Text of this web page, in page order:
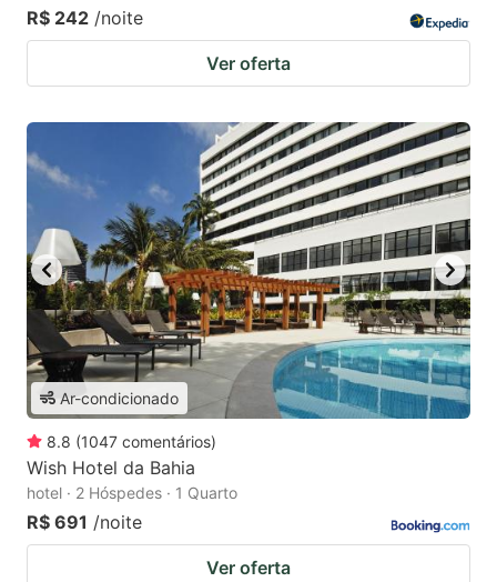
R$ 242 /noite
Ver oferta
Ar-condicionado
8.8 (1047 comentários)
Wish Hotel da Bahia
hotel · 2 Hóspedes · 1 Quarto
R$ 691 /noite
Ver oferta